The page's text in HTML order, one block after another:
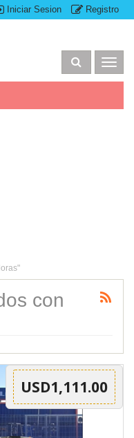
Iniciar Sesion Registro
con
USD1,111.00